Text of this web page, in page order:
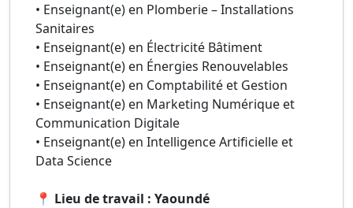
• Enseignant(e) en Plomberie – Installations
Sanitaires
• Enseignant(e) en Électricité Bâtiment
• Enseignant(e) en Énergies Renouvelables
• Enseignant(e) en Comptabilité et Gestion
• Enseignant(e) en Marketing Numérique et
Communication Digitale
• Enseignant(e) en Intelligence Artificielle et
Data Science
📍 Lieu de travail : Yaoundé